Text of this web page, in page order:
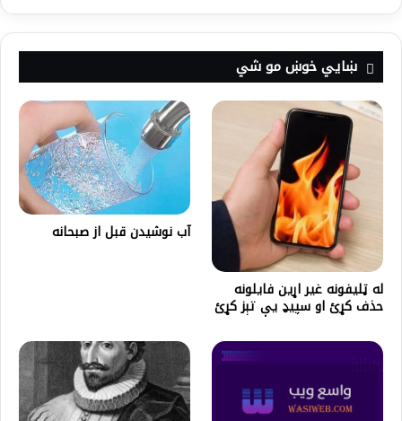
ښايي خوښ مو شي
له ټلیفونه غیر اړین فایلونه
حذف کړئ او سپیډ یې تېز کړئ
آب نوشیدن قبل از صبحانه